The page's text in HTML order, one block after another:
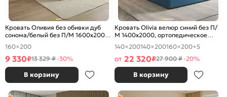
Кровать Оливия без обивки дуб
сонома/белый без П/М 1600x2000,
изголовье жесткое
160×200
9 330₽13 329 ₽-30%
В корзину
Кровать Olivia велюр синий без П/
М 1400x2000, ортопедическое
основание, изголовье мягкое
140×200140×200160×200+5
от 22 320₽27 900 ₽-20%
В корзину